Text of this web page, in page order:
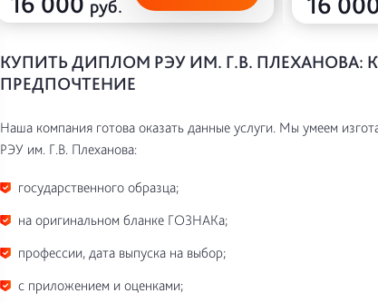
руб.
КУПИТЬ ДИПЛОМ РЭУ ИМ. Г.В. ПЛЕХАНОВА:
ПРЕДПОЧТЕНИЕ
Наша компания готова оказать данные услуги. Мы умеем
РЭУ им. Г.В. Плеханова:
государственного образца;
на оригинальном бланке ГОЗНАКа;
профессии, дата выпуска на выбор;
с приложением и оценками;